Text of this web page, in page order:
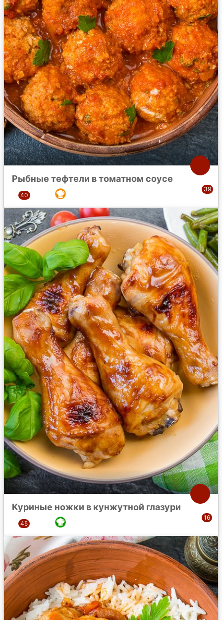
Рыбные тефтели в томатном соусе
Куриные ножки в кунжутной глазури